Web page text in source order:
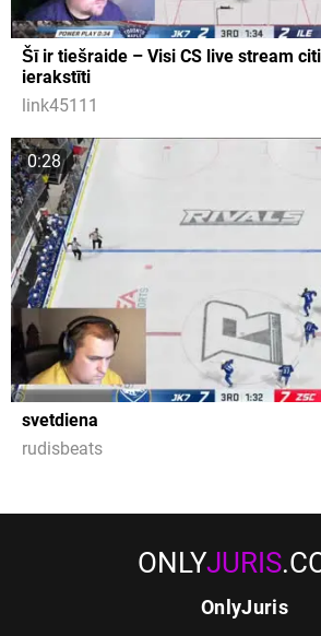
Šī ir tiešraide – Visi CS live stream
ierakstīti
link45111
0:28
svetdiena
rudisbeats
ONLYJURIS
OnlyJuris